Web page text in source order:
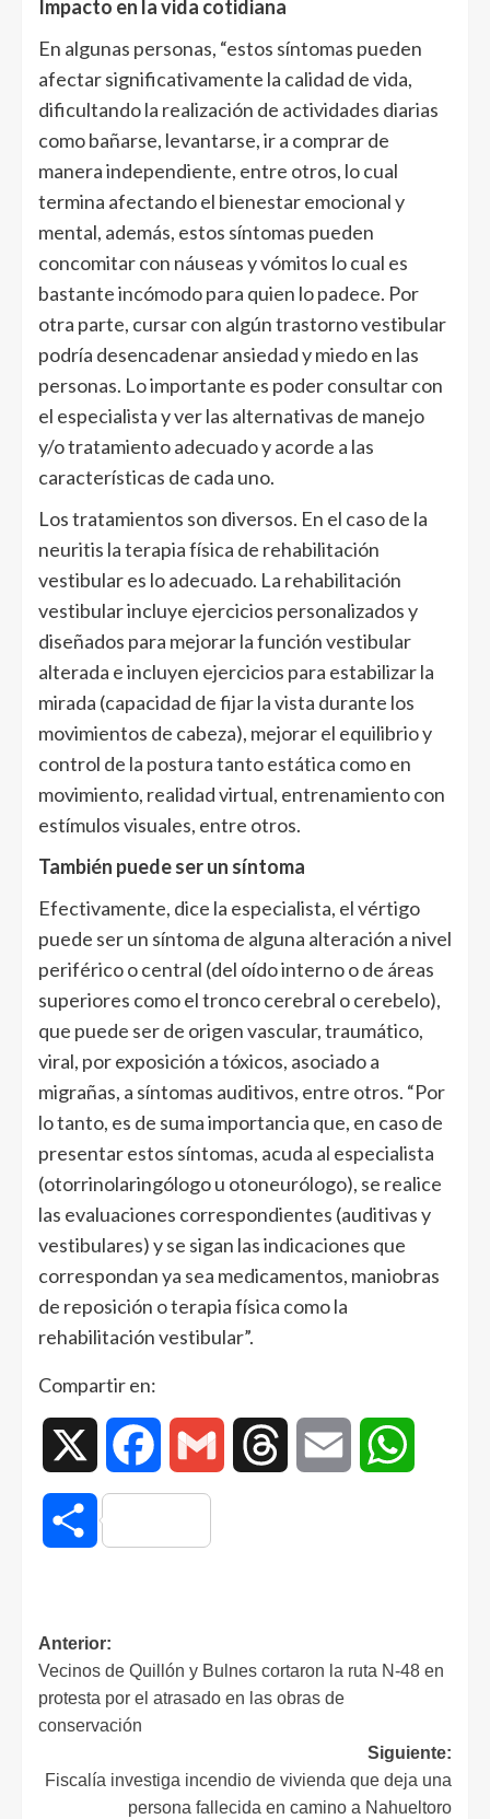
Impacto en la vida cotidiana
En algunas personas, “estos síntomas pueden
afectar significativamente la calidad de vida,
dificultando la realización de actividades diarias
como bañarse, levantarse, ir a comprar de
manera independiente, entre otros, lo cual
termina afectando el bienestar emocional y
mental, además, estos síntomas pueden
concomitar con náuseas y vómitos lo cual es
bastante incómodo para quien lo padece. Por
otra parte, cursar con algún trastorno vestibular
podría desencadenar ansiedad y miedo en las
personas. Lo importante es poder consultar con
el especialista y ver las alternativas de manejo
y/o tratamiento adecuado y acorde a las
características de cada uno.
Los tratamientos son diversos. En el caso de la
neuritis la terapia física de rehabilitación
vestibular es lo adecuado. La rehabilitación
vestibular incluye ejercicios personalizados y
diseñados para mejorar la función vestibular
alterada e incluyen ejercicios para estabilizar la
mirada (capacidad de fijar la vista durante los
movimientos de cabeza), mejorar el equilibrio y
control de la postura tanto estática como en
movimiento, realidad virtual, entrenamiento con
estímulos visuales, entre otros.
También puede ser un síntoma
Efectivamente, dice la especialista, el vértigo
puede ser un síntoma de alguna alteración a nivel
periférico o central (del oído interno o de áreas
superiores como el tronco cerebral o cerebelo),
que puede ser de origen vascular, traumático,
viral, por exposición a tóxicos, asociado a
migrañas, a síntomas auditivos, entre otros. “Por
lo tanto, es de suma importancia que, en caso de
presentar estos síntomas, acuda al especialista
(otorrinolaringólogo u otoneurólogo), se realice
las evaluaciones correspondientes (auditivas y
vestibulares) y se sigan las indicaciones que
correspondan ya sea medicamentos, maniobras
de reposición o terapia física como la
rehabilitación vestibular”.
Compartir en:
Facebook Gmail Threads Email
Compartir
Anterior:
Vecinos de Quillón y Bulnes cortaron la ruta N-48 en
protesta por el atrasado en las obras de
conservación
Siguiente:
Fiscalía investiga incendio de vivienda que deja una
persona fallecida en camino a Nahueltoro